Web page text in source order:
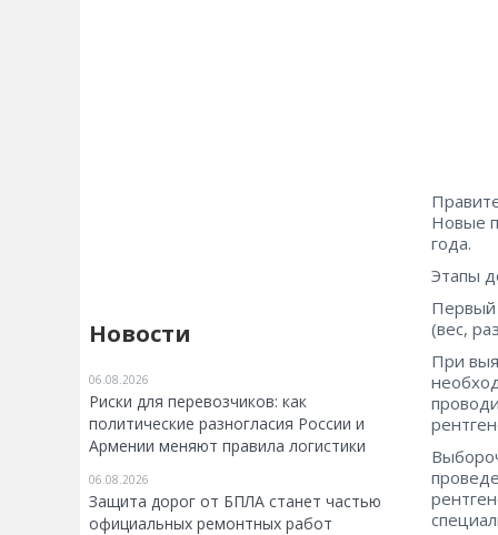
Новости
06.08.2026
Риски для перевозчиков: как
политические разногласия России и
Армении меняют правила логистики
06.08.2026
Защита дорог от БПЛА станет частью
официальных ремонтных работ
Новые
года.
Этапы
Первый
(вес,
При